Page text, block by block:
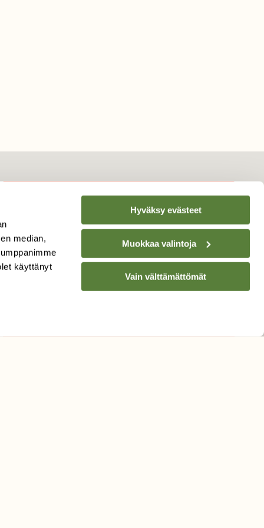
median,
käyttänyt
Hyväksy evästeet
Muokkaa valintoja
Vain välttämättömät
SUOMEN
LUONNONUUTIS­KIRJE
Sähköpostiosoite